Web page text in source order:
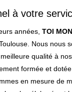
à votre
années, TOI
Nous nous
qualité à
formée et
en mesure de